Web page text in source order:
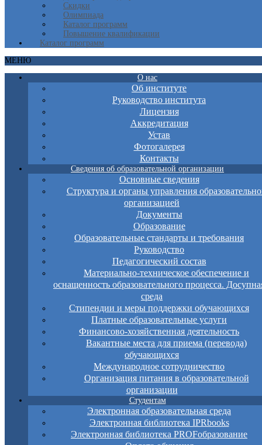
Скидки
Олимпиада
Каталог программ
Повышение квалификации
Каталог программ
МЕНЮ
О нас
Об институте
Руководство института
Лицензия
Аккредитация
Устав
Фотогалерея
Контакты
Сведения об образовательной организации
Основные сведения
Структура и органы управления
организацией
Документы
Образование
Образовательные стандарты и требования
Руководство
Педагогический состав
Материально-техническое обеспечение и
оснащенность образовательного процесса.
среда
Стипендии и меры поддержки обучающихся
Платные образовательные услуги
Финансово-хозяйственная деятельность
Вакантные места для приема (перевода)
обучающихся
Международное сотрудничество
Организация питания в образовательной
организации
Студентам
Электронная образовательная среда
Электронная библиотека IPRbooks
Электронная библиотека PROFобразование